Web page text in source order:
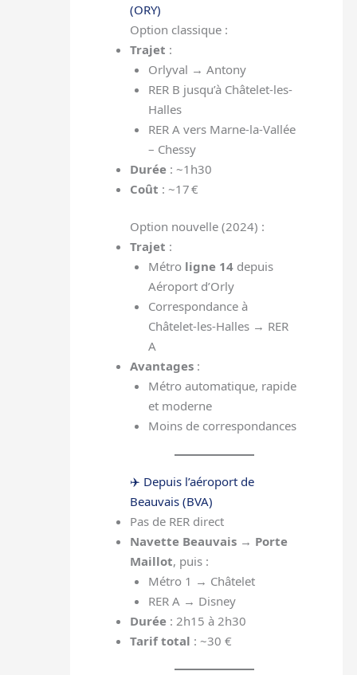
(ORY)
Option classique :
Trajet :
Orlyval → Antony
RER B jusqu’à Châtelet-les-
Halles
RER A vers Marne-la-Vallée
– Chessy
Durée : ~1h30
Coût : ~17 €
Option nouvelle (2024) :
Trajet :
Métro ligne 14depuis
Aéroport d’Orly
Correspondance à
Châtelet-les-Halles → RER
A
Avantages :
Métro automatique, rapide
et moderne
Moins de correspondances
✈️ Depuis l’aéroport de
Beauvais (BVA)
Pas de RER direct
Navette Beauvais → Porte
Maillot, puis :
Métro 1 → Châtelet
RER A → Disney
Durée : 2h15 à 2h30
Tarif total : ~30 €